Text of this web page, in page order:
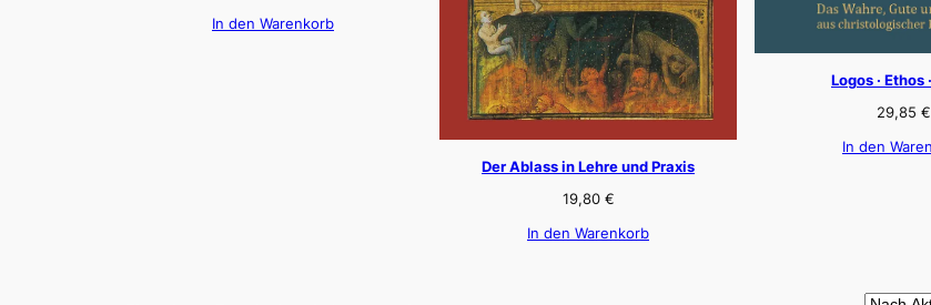
In den Warenkorb
Der Ablass in Lehre und Praxis
19,80 €
In den Warenkorb
Logos · Ethos
29,85 €
In den